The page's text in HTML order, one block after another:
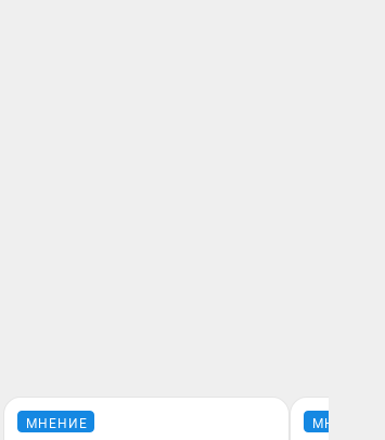
МНЕНИЕ МНЕНИЕ